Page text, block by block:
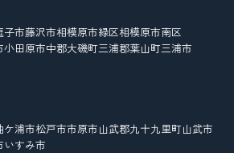
子市藤沢市相模原市緑区相模原市南区
小田原市中郡大磯町三浦郡葉山町三浦市
ケ浦市松戸市市原市山武郡九十九里町山武市
いすみ市